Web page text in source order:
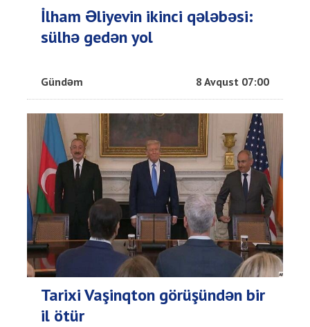
İlham Əliyevin ikinci qələbəsi:
sülhə gedən yol
Gündəm 8 Avqust 07:00
Tarixi Vaşinqton görüşündən bir
il ötür